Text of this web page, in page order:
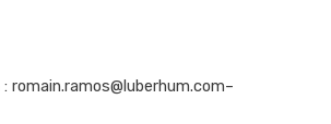
romain.ramos@luberhum.com–